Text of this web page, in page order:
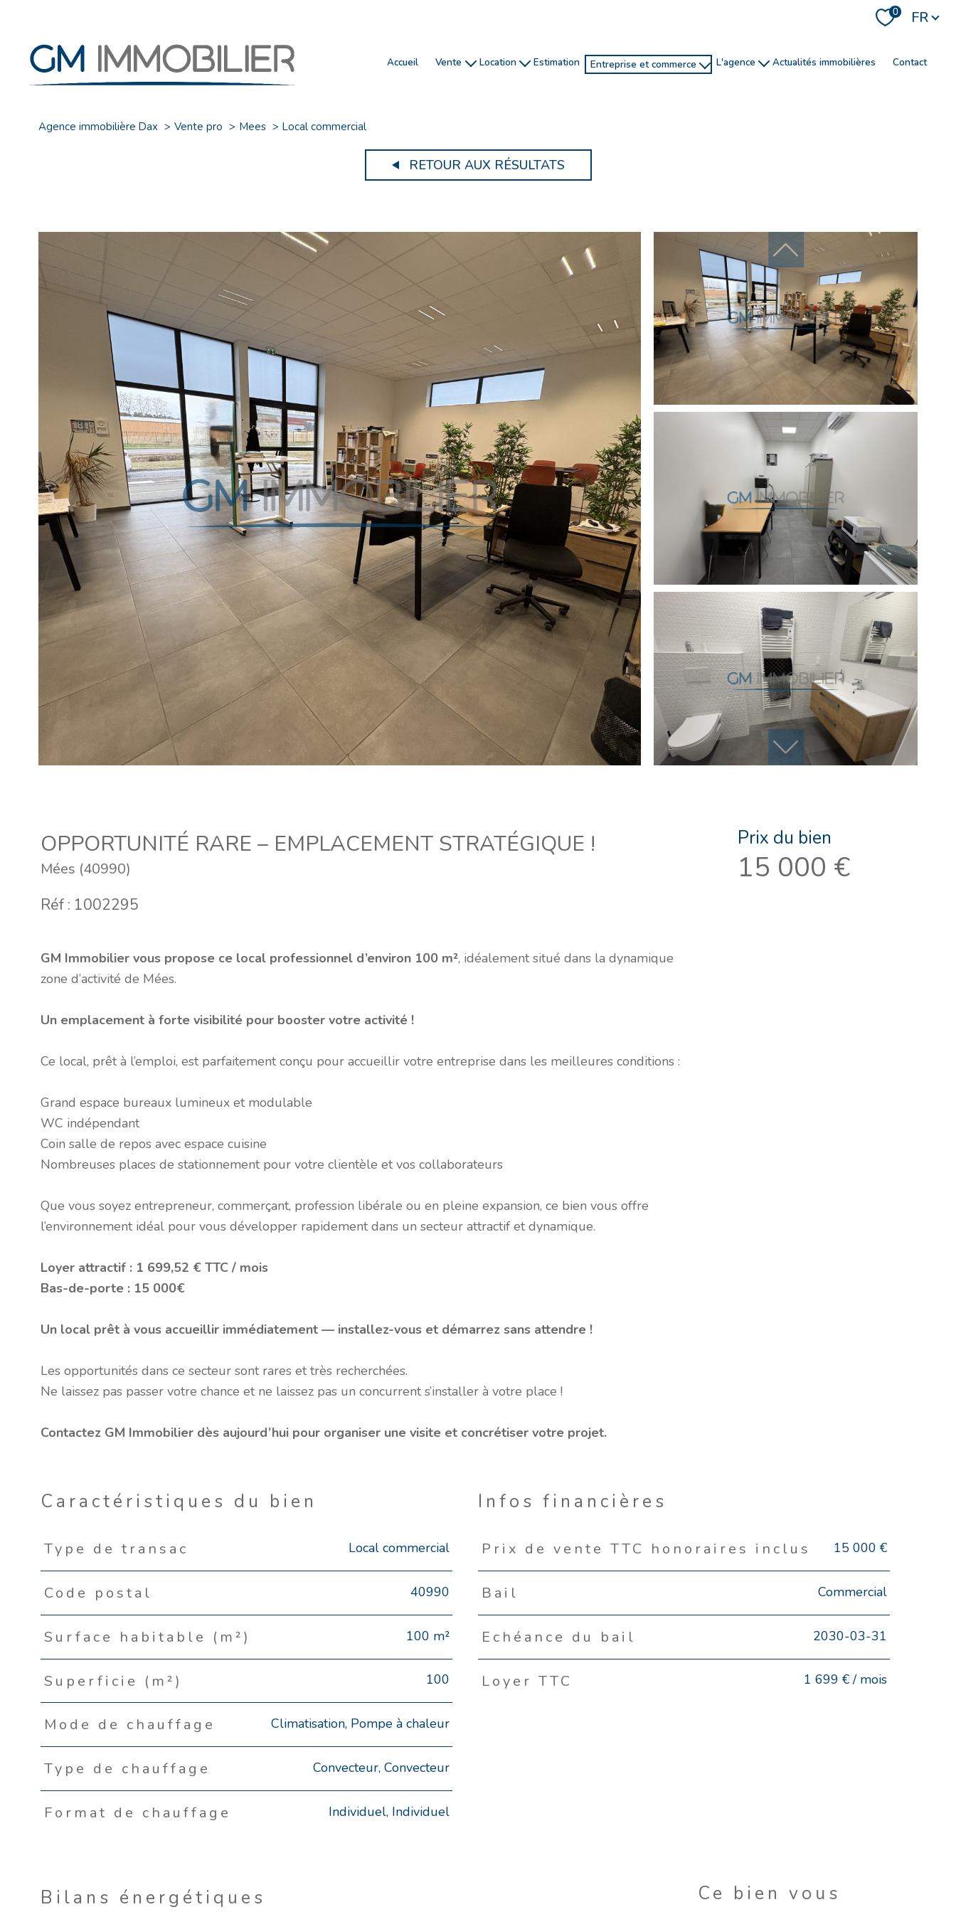
0 Langue
FR
accueil vente location estimation entreprise et commerce l'agence actualités immobilières contact
Agence immobilière Dax Vente pro Mees Local commercial
RETOUR AUX RÉSULTATS
OPPORTUNITÉ RARE – EMPLACEMENT STRATÉGIQUE !
Mées (40990)
Réf : 1002295
GM Immobilier vous propose ce local professionnel d’environ 100 m², idéalement situé dans la dynamique
zone d’activité de Mées.
Un emplacement à forte visibilité pour booster votre activité !
Ce local, prêt à l’emploi, est parfaitement conçu pour accueillir votre entreprise dans les meilleures conditions :
Grand espace bureaux lumineux et modulable
WC indépendant
Coin salle de repos avec espace cuisine
Nombreuses places de stationnement pour votre clientèle et vos collaborateurs
Que vous soyez entrepreneur, commerçant, profession libérale ou en pleine expansion, ce bien vous offre
l’environnement idéal pour vous développer rapidement dans un secteur attractif et dynamique.
Loyer attractif : 1 699,52 € TTC / mois
Bas-de-porte : 15 000€
Un local prêt à vous accueillir immédiatement — installez-vous et démarrez sans attendre !
Les opportunités dans ce secteur sont rares et très recherchées.
Ne laissez pas passer votre chance et ne laissez pas un concurrent s’installer à votre place !
Contactez GM Immobilier dès aujourd’hui pour organiser une visite et concrétiser votre projet.
Prix du bien
15 000 €
Caractéristiques du bien
Caractéristiques Valeurs
Type de transac Local commercial
Code postal 40990
Surface habitable (m²) 100 m²
Superficie (m²) 100
Mode de chauffage Climatisation, Pompe à chaleur
Type de chauffage Convecteur, Convecteur
Format de chauffage Individuel, Individuel
Infos financières
Caractéristiques Valeurs
Prix de vente TTC honoraires inclus 15 000 €
Bail Commercial
Echéance du bail 2030-03-31
Loyer TTC 1 699 € / mois
Bilans énergétiques Ce bien vous